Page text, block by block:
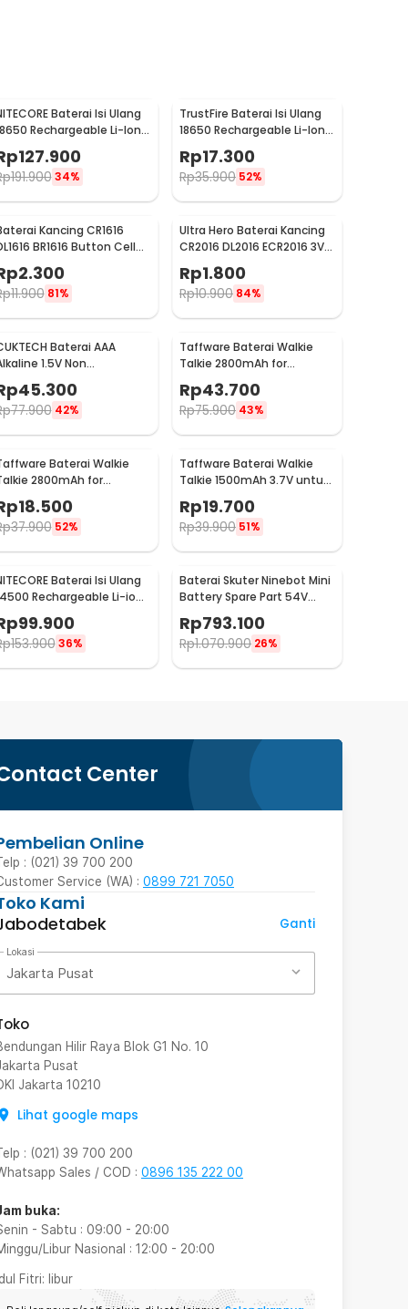
Baterai Isi Ulang
Rechargeable Li-Ion
127.900
191.900 34%
TrustFire Baterai Isi Ulang
18650 Rechargeable Li-Ion
3.7V 6000mAh 1PC -
BRC18650
Rp17.300
Rp35.900 52%
Kancing CR1616
BR1616 Button Cell
3V Lithium 1 PCS
2.300
11.900 81%
Ultra Hero Baterai Kancing
CR2016 DL2016 ECR2016 3V
Lithium 1 PCS
Rp1.800
Rp10.900 84%
Baterai AAA
1.5V Non
Rechargeable 10 PCS - Zi7
45.300
77.900 42%
Taffware Baterai Walkie
Talkie 2800mAh for
Taffware Pofung BF-UV82 -
BL-8
Rp43.700
Rp75.900 43%
Baterai Walkie
2800mAh for
Baofeng BF-777S 666S
18.500
37.900 52%
Taffware Baterai Walkie
Talkie 1500mAh 3.7V untuk
Rp19.700
Rp39.900 51%
Baterai Isi Ulang
Rechargeable Li-ion
99.900
153.900 36%
Baterai Skuter Ninebot Mini
Battery Spare Part 54V
4900mAh
Rp793.100
Rp1.070.900 26%
Center
Online
: (021) 39 700 200
Service (WA) : 0899 721 7050
Kami
Ganti
Lokasi
Jakarta Pusat
Hilir Raya Blok G1 No. 10
Pusat
Jakarta 10210
Lihat google maps
: (021) 39 700 200
Sales / COD : 0896 135 222 00
buka:
- Sabtu : 09:00 - 20:00
Libur Nasional : 12:00 - 20:00
Fitri: libur